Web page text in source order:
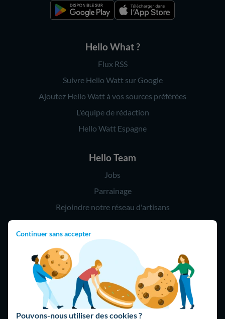
Continuer sans accepter
Pouvons-nous utiliser des cookies ?
Hello What ?
Flux RSS
Suivre Hello Watt sur Google
Ajoutez Hello Watt à vos sources préférées
L'équipe de rédaction
Hello Watt Espagne
Hello Team
Jobs
Parrainage
Rejoindre notre réseau d'artisans
Hello !
09 75 18 60 60
(8h-21h)
75018 Paris